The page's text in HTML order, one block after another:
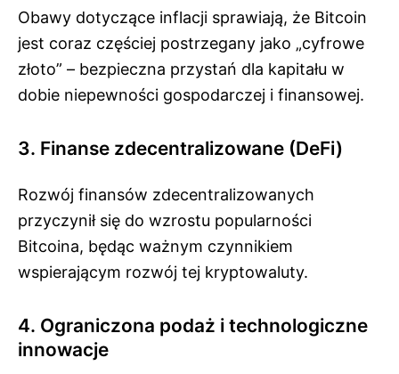
Obawy dotyczące inflacji sprawiają, że Bitcoin
jest coraz częściej postrzegany jako „cyfrowe
złoto” – bezpieczna przystań dla kapitału w
dobie niepewności gospodarczej i finansowej.
3. Finanse zdecentralizowane (DeFi)
Rozwój finansów zdecentralizowanych
przyczynił się do wzrostu popularności
Bitcoina, będąc ważnym czynnikiem
wspierającym rozwój tej kryptowaluty.
4. Ograniczona podaż i technologiczne
innowacje